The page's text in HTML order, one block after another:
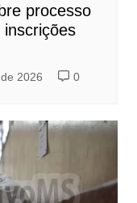
processo
2026 0